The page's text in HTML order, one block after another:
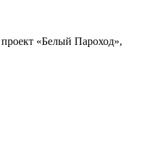
«Белый Пароход»,